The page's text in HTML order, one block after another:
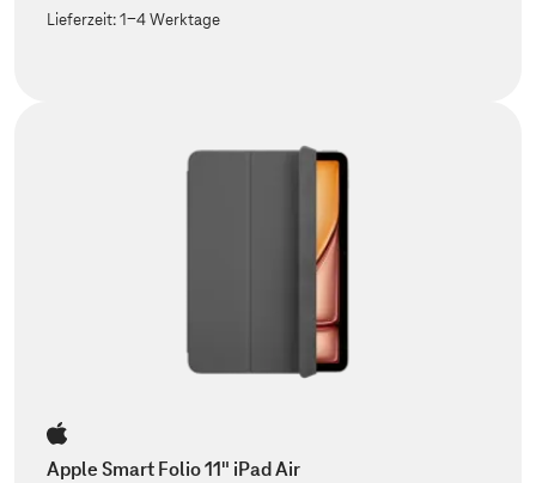
Lieferzeit:1-4 Werktage
Apple Smart Folio 11" iPad Air